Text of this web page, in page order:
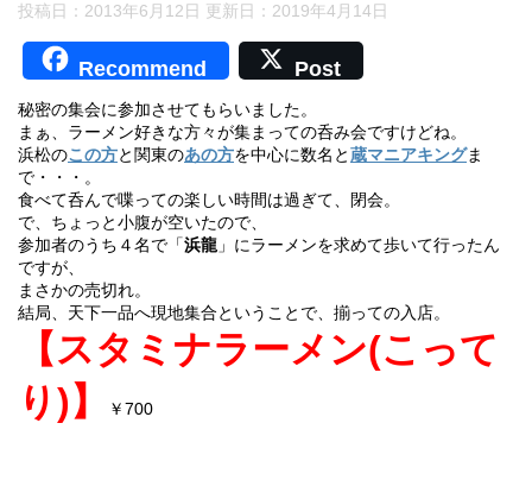
投稿日：2013年6月12日 更新日： 2019年4月14日
Recommend Post
秘密の集会に参加させてもらいました。
まぁ、ラーメン好きな方々が集まっての呑み会ですけどね。
浜松のこの方と関東のあの方を中心に数名と蔵マニアキングま
で・・・。
食べて呑んで喋っての楽しい時間は過ぎて、閉会。
で、ちょっと小腹が空いたので、
参加者のうち４名で「浜龍 」にラーメンを求めて歩いて行ったん
ですが、
まさかの売切れ。
結局、天下一品へ現地集合ということで、揃っての入店。
【スタミナラーメン(こって
り)】
￥700